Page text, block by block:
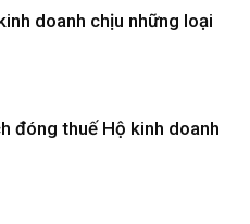
doanh chịu những loại
đóng thuế Hộ kinh doanh